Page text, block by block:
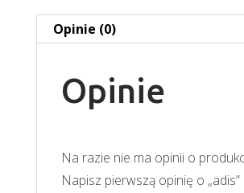
Opinie (0)
Opinie
Na razie nie ma opinii o
Napisz pierwszą opinię o „adis”